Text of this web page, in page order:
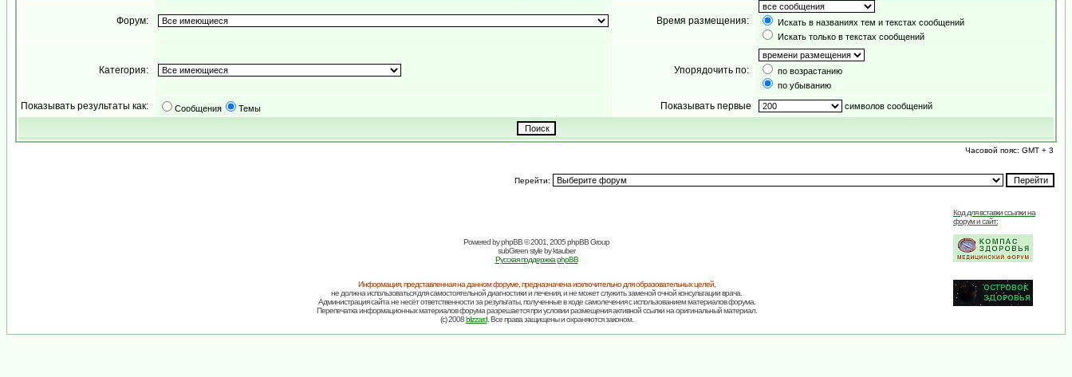
Форум: Время размещения:
Искать в названиях тем и текстах сообщений
Искать только в текстах сообщений
Категория: Упорядочить по:
по возрастанию
по убыванию
Показывать результаты как: Сообщения Темы Показывать первые символов сообщений
Часовой пояс: GMT + 3
Перейти:
Powered byphpBB© 2001, 2005 phpBB Group
subGreen style byktauber
Русская поддержка phpBB
Код для вставки ссылки на
форум и сайт:
Информация, представленная на данном форуме, предназначена исключительно для образовательных целей,
не должна использоваться для самостоятельной диагностики и лечения, и не может служить заменой очной консультации врача.
Администрация сайта не несёт ответственности за результаты, полученные в ходе самолечения с использованием материалов форума.
Перепечатка информационных материалов форума разрешается при условии размещения активной ссылки на оригинальный материал.
(c) 2008blizzard. Все права защищены и охраняются законом.